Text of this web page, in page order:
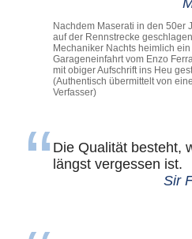
Nachdem Maserati in den 50er
auf der Rennstrecke
Mechaniker Nachts heimlich
Garageneinfahrt vom Enzo
mit obiger Aufschrift ins Heu
(Authentisch übermittelt von
Verfasser)
Die Qualität besteht,
längst vergessen ist.
Sir